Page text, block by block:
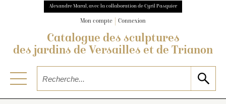
Alexandre Maral, avec la collaboration de Cyril Pasquier
Mon compte Connexion
Catalogue des sculptures
des jardins de Versailles et de Trianon